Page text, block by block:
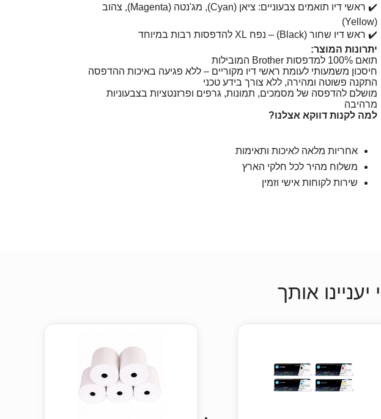
✔️ ראשי דיו תואמים צבעוניים: ציאן (Cyan), מג'נטה (Magenta), צהוב
(Yellow)
✔️ ראש דיו שחור (Black) – נפח XL להדפסות רבות במיוחד
יתרונות המוצר:
תואם 100% למדפסות Brother המובילות
חיסכון משמעותי לעומת ראשי דיו מקוריים – ללא פגיעה באיכות ההדפסה
התקנה פשוטה ומהירה, ללא צורך בידע טכני
מושלם להדפסה של מסמכים, תמונות, גרפים ופרזנטציות בצבעוניות
מרהיבה
למה לקנות דווקא אצלנו?
אחריות מלאה לאיכות ותאימות
משלוח מהיר לכל חלקי הארץ
שירות לקוחות אישי וזמין
אותך